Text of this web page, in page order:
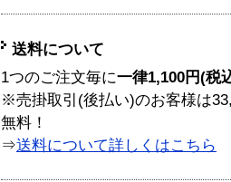
送料について
1つのご注文毎に一律1,100円(税
※売掛取引(後払い)のお客様は
無料！
⇒送料について詳しくはこちら